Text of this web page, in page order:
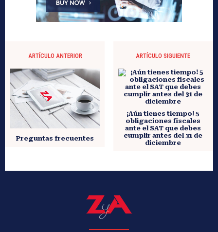
ARTÍCULO ANTERIOR
Preguntas frecuentes
ARTÍCULO SIGUIENTE
¡Aún tienes tiempo! 5
obligaciones fiscales
ante el SAT que debes
cumplir antes del 31 de
diciembre